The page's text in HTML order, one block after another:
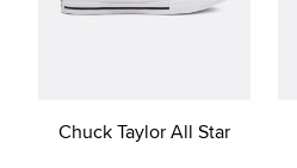
Chuck Taylor All Star